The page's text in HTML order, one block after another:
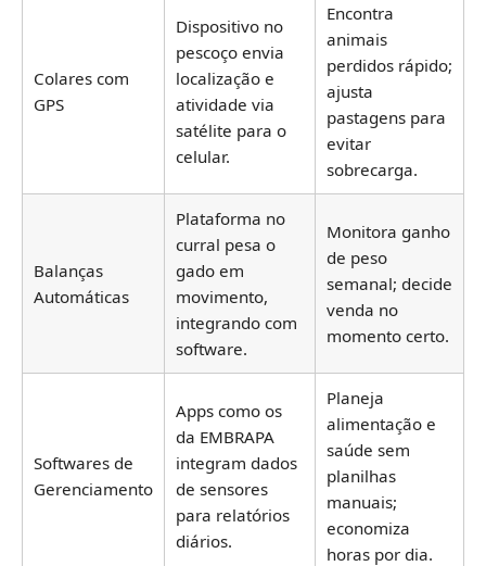
Colares com
GPS
Dispositivo no
pescoço envia
localização e
atividade via
satélite para o
celular.
Encontra
animais
perdidos rápido;
ajusta
pastagens para
evitar
sobrecarga.
Balanças
Automáticas
Plataforma no
curral pesa o
gado em
movimento,
integrando com
software.
Monitora ganho
de peso
semanal; decide
venda no
momento certo.
Softwares de
Gerenciamento
Apps como os
da EMBRAPA
integram dados
de sensores
para relatórios
diários.
Planeja
alimentação e
saúde sem
planilhas
manuais;
economiza
horas por dia.